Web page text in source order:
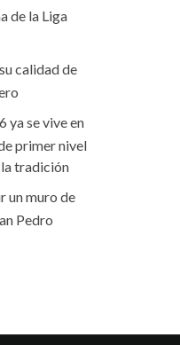
de la Liga
calidad de
ya se vive en
primer nivel
tradición
un muro de
Pedro